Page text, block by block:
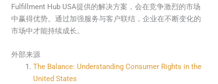
Fulfillment Hub USA提供的解决方案，会在竞争激烈的市场
中赢得优势。通过加强服务与客户联结，企业在不断变化的
市场中才能持续成长。
外部来源
The Balance: Understanding Consumer Rights in the
United States